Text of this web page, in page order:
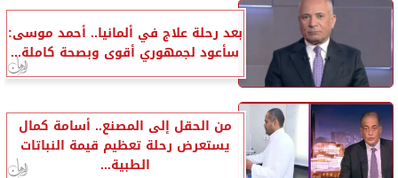
بعد رحلة علاج في ألمانيا.. أحمد موسى:
سأعود لجمهوري أقوى وبصحة كاملة...
من الحقل إلى المصنع.. أسامة كمال
يستعرض رحلة تعظيم قيمة النباتات
الطبية...